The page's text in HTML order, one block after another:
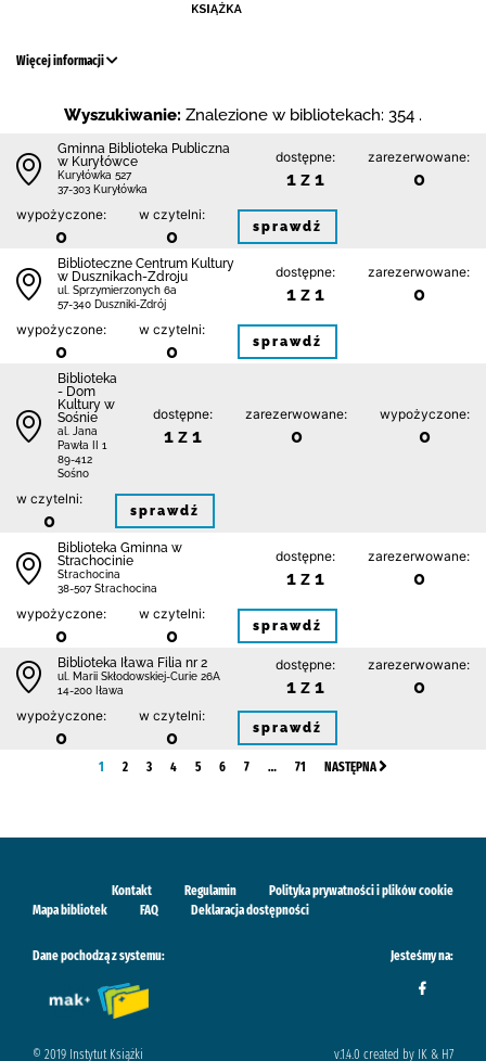
Więcej informacji
Wyszukiwanie: Znalezione w bibliotekach: 354 .
Gminna Biblioteka Publiczna
w Kuryłówce
Kuryłówka 527
37-303 Kuryłówka
dostępne:
1 z 1
zarezerwowane:
0
wypożyczone:
0
w czytelni:
0 sprawdź
Biblioteczne Centrum Kultury
w Dusznikach-Zdroju
ul. Sprzymierzonych 6a
57-340 Duszniki-Zdrój
dostępne:
1 z 1
zarezerwowane:
0
wypożyczone:
0
w czytelni:
0 sprawdź
Biblioteka
- Dom
Kultury w
Sośnie
al. Jana
Pawła II 1
89-412
Sośno
dostępne:
1 z 1
zarezerwowane:
0
wypożyczone:
0
w czytelni:
0 sprawdź
Biblioteka Gminna w
Strachocinie
Strachocina
38-507 Strachocina
dostępne:
1 z 1
zarezerwowane:
0
wypożyczone:
0
w czytelni:
0 sprawdź
Biblioteka Iława Filia nr 2
ul. Marii Skłodowskiej-Curie 26A
14-200 Iława
dostępne:
1 z 1
zarezerwowane:
0
wypożyczone:
0
w czytelni:
0 sprawdź
1 2 3 4 5 6 7 … 71 NASTĘPNA
Kontakt Regulamin
Polityka prywatności i plików cookie
Mapa bibliotek
FAQ Deklaracja dostępności
Dane pochodzą z systemu: Jesteśmy na:
© 2019 Instytut Książki v.1.4.0 created by IK & H7